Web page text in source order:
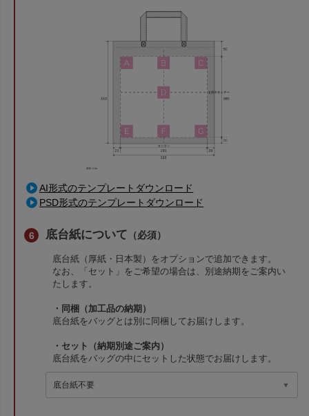
AI形式のテンプレートダウンロード
PSD形式のテンプレートダウンロード
底台紙について （必須）
底台紙（厚紙・日本製）をオプションで追加できます。
なお、「セット」をご希望の場合は、別途納期をご案内い
たします。
・同梱（加工品の納期）
底台紙をバッグとは別に同梱してお届けします。
・セット（納期別途ご案内）
底台紙をバッグの中にセットした状態でお届けします。